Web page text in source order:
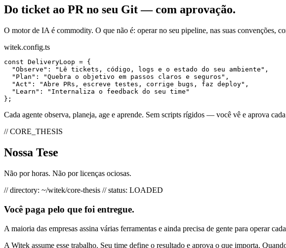
Do ticket ao PR no seu Git — com aprovação.
O motor de IA é commodity. O que não é: operar no seu pipeline, nas suas convenções,
witek.config.ts
const DeliveryLoop
"Observe" : "Lê tickets, código, logs e o estado do seu ambiente" ,
"Plan" : "Quebra o objetivo em passos claros e seguros" ,
"Act" : "Abre PRs, escreve testes, corrige bugs, faz deploy" ,
"Learn" :
"Internaliza o feedback do seu time"
} ;
Cada agente observa, planeja, age e aprende. Sem scripts rígidos — você vê e aprova
// CORE_THESIS
Nossa Tese
Não por horas. Não por licenças ociosas.
// directory: ~/witek/core-thesis // status: LOADED
Você paga pelo que foi entregue.
A maioria das empresas assina várias ferramentas e ainda precisa de gente para operar
A Witek assume esse trabalho. Seu time define o resultado e aprova o que importa.